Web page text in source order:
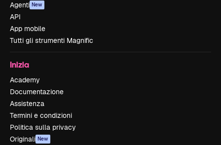
Agenti New
API
App mobile
Tutti gli strumenti Magnific
Inizia
Academy
Documentazione
Assistenza
Termini e condizioni
Politica sulla privacy
Originali New